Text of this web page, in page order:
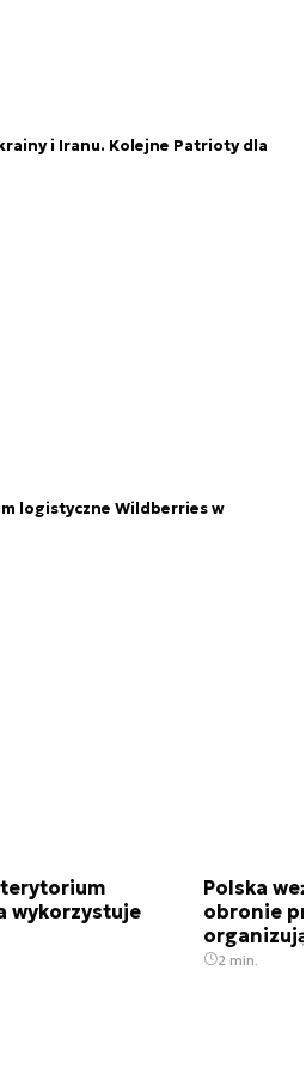
i Iranu. Kolejne Patrioty dla
logistyczne Wildberries w
terytorium
wykorzystuje
Polska
obronie
2 min.